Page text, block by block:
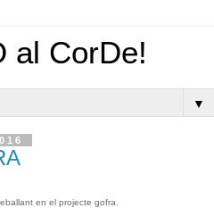
al CorDe!
▼
en el projecte gofra.